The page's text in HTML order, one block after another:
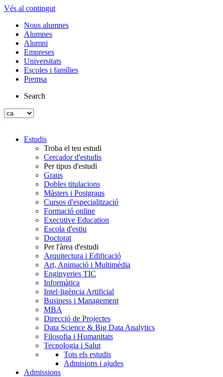
Vés al contingut
Nous alumnes
Alumnes
Alumni
Empreses
Universitats
Escoles i famílies
Premsa
Search
Estudis
Troba el teu estudi
Cercador d'estudis
Per tipus d'estudi
Graus
Dobles titulacions
Màsters i Postgraus
Cursos d'especialització
Formació online
Executive Education
Escola d'estiu
Doctorat
Per l'àrea d'estudi
Arquitectura i Edificació
Art, Animació i Multimèdia
Enginyeries TIC
Informàtica
Intel·ligència Artificial
Business i Management
MBA
Direcció de Projectes
Data Science & Big Data Analytics
Filosofia i Humanitats
Tecnologia i Salut
Tots els estudis
Admisions i ajudes
Admissions